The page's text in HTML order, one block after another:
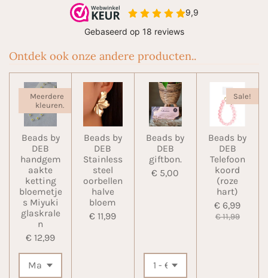
Ontdek ook onze andere producten..
Meerdere
kleuren.
Beads by
DEB
handgem
aakte
ketting
bloemetje
s Miyuki
glaskrale
n
€ 12,99
Beads by
DEB
Stainless
steel
oorbellen
halve
bloem
€ 11,99
Beads by
DEB
giftbon.
€ 5,00
Sale!
Beads by
DEB
Telefoon
koord
(roze
hart)
€ 6,99
€ 11,99